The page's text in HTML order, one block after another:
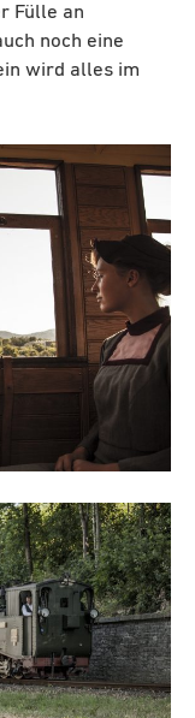
Fülle an
noch eine
wird alles im